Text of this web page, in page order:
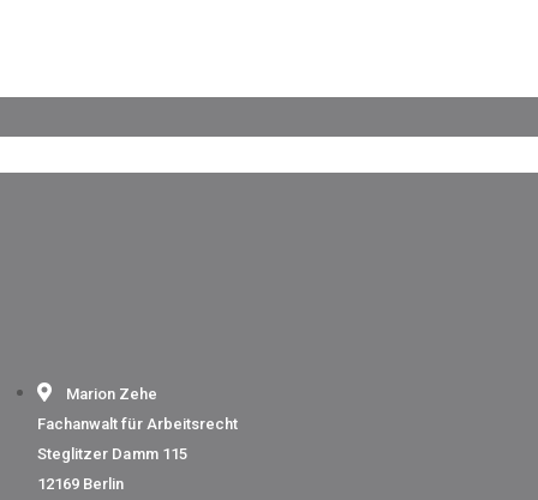
Marion Zehe
Fachanwalt für Arbeitsrecht
Steglitzer Damm 115
12169 Berlin